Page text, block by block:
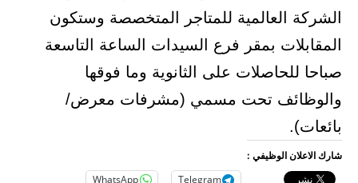
الشركة العالمية للمتاجر المتخصصة وستكون
المقابلات بمقر فرع السيدات الساعة التاسعة
صباحا للحاصلات على الثانوية وما فوقها
والوظائف تحت مسمي (مشرفات معرض/
بائعات).
شارك الاعلان الوظيفي :
Telegram
WhatsApp